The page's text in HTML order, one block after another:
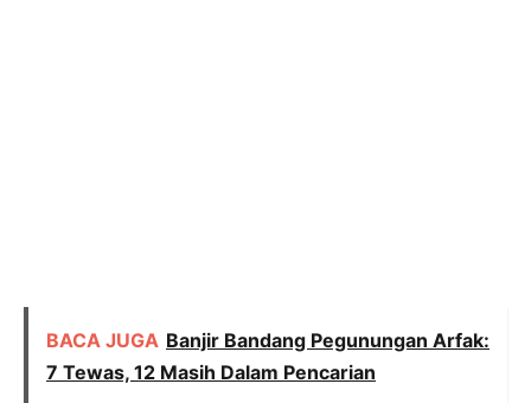
BACA JUGA Banjir Bandang Pegunungan Arfak:
7 Tewas, 12 Masih Dalam Pencarian